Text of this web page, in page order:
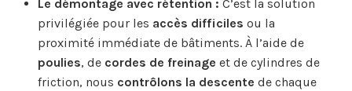
Le démontage avec rétention : C’est la solution
privilégiée pour les accès difficiles ou la
proximité immédiate de bâtiments. À l’aide de
poulies, de cordes de freinage et de cylindres de
friction, nous contrôlons la descente de chaque